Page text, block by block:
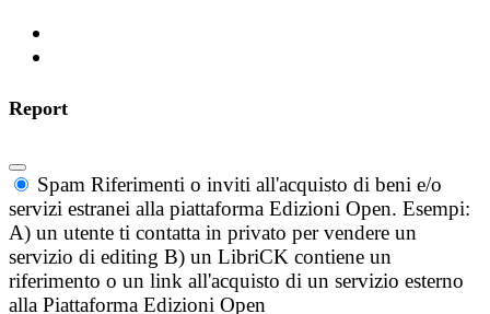
Report
Spam Riferimenti o inviti all'acquisto di beni e/o
servizi estranei alla piattaforma Edizioni Open. Esempi:
A) un utente ti contatta in privato per vendere un
servizio di editing B) un LibriCK contiene un
riferimento o un link all'acquisto di un servizio esterno
alla Piattaforma Edizioni Open